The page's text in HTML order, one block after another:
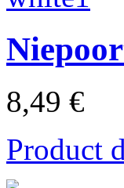
8,49 €
Product